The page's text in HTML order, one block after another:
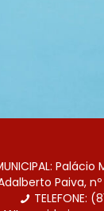
MUNICIPAL:
Paiva,
TELEFONE: